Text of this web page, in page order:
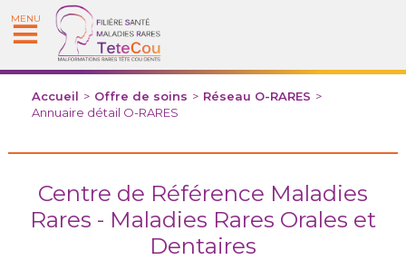
MENU
Accueil > Offre de soins > Réseau O-RARES >
Annuaire détail O-RARES
Centre de Référence Maladies
Rares - Maladies Rares Orales et
Dentaires